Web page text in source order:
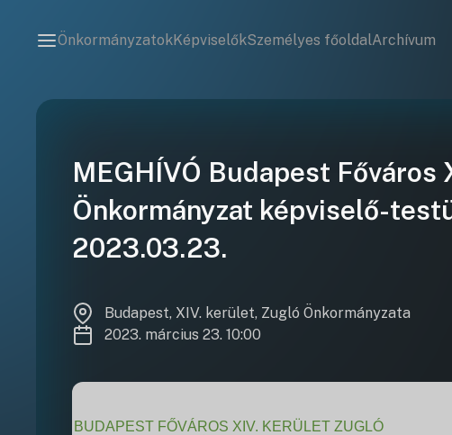
ÖnkormányzatokKépviselőkSzemélyes főoldalArchívum
MEGHÍVÓ Budapest Főváros
Önkormányzat képviselő-
2023.03.23.
Budapest, XIV. kerület, Zugló Önkormányzata
2023. március 23. 10:00
BUDAPEST FŐVÁROS XIV. KERÜLET ZUGLÓ